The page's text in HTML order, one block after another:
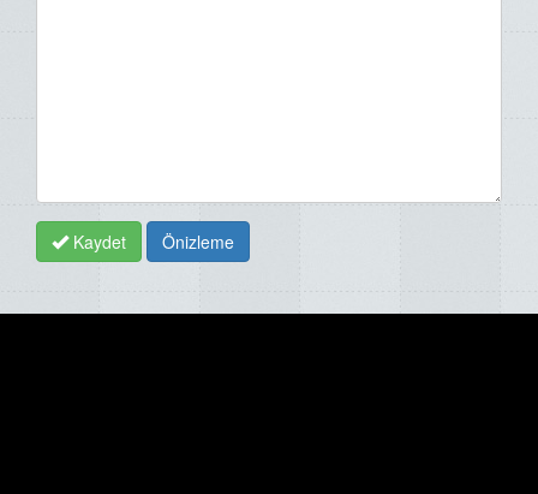
Kaydet Önizleme